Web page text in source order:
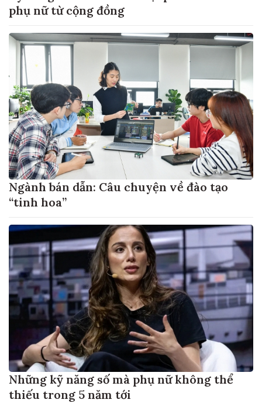
phụ nữ từ cộng đồng
Ngành bán dẫn: Câu chuyện về đào tạo
“tinh hoa”
Những kỹ năng số mà phụ nữ không thể
thiếu trong 5 năm tới